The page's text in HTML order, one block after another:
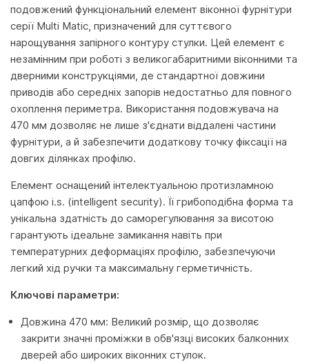
подовжений функціональний елемент віконної фурнітури
серії Multi Matic, призначений для суттєвого
нарощування запірного контуру стулки. Цей елемент є
незамінним при роботі з великогабаритними віконними та
дверними конструкціями, де стандартної довжини
приводів або середніх запорів недостатньо для повного
охоплення периметра. Використання подовжувача на
470 мм дозволяє не лише з'єднати віддалені частини
фурнітури, а й забезпечити додаткову точку фіксації на
довгих ділянках профілю.
Елемент оснащений інтелектуальною протизламною
цапфою i.s. (intelligent security). Її грибоподібна форма та
унікальна здатність до саморегулювання за висотою
гарантують ідеальне замикання навіть при
температурних деформаціях профілю, забезпечуючи
легкий хід ручки та максимальну герметичність.
Ключові параметри:
Довжина 470 мм: Великий розмір, що дозволяє
закрити значні проміжки в обв'язці високих балконних
дверей або широких віконних стулок.